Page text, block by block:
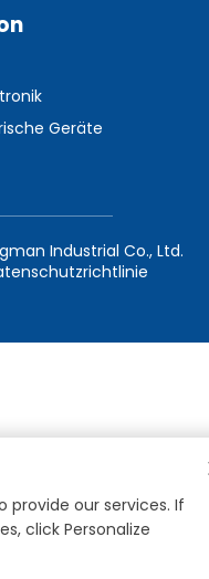
Geräte
Industrial Co., Ltd.
provide our services. If
click Personalize